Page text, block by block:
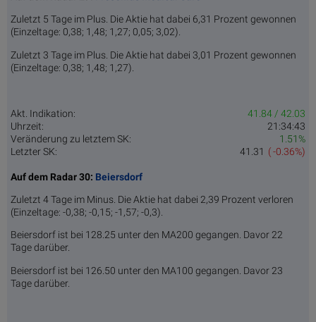
Zuletzt 5 Tage im Plus. Die Aktie hat dabei 6,31 Prozent gewonnen
(Einzeltage: 0,38; 1,48; 1,27; 0,05; 3,02).
Zuletzt 3 Tage im Plus. Die Aktie hat dabei 3,01 Prozent gewonnen
(Einzeltage: 0,38; 1,48; 1,27).
Akt. Indikation:
41.84 / 42.03
Uhrzeit:
21:34:43
Veränderung zu letztem SK:
1.51%
Letzter SK:
( -0.36%)
41.31
Auf dem Radar 30: Beiersdorf
Zuletzt 4 Tage im Minus. Die Aktie hat dabei 2,39 Prozent verloren
(Einzeltage: -0,38; -0,15; -1,57; -0,3).
Beiersdorf ist bei 128.25 unter den MA200 gegangen. Davor 22
Tage darüber.
Beiersdorf ist bei 126.50 unter den MA100 gegangen. Davor 23
Tage darüber.